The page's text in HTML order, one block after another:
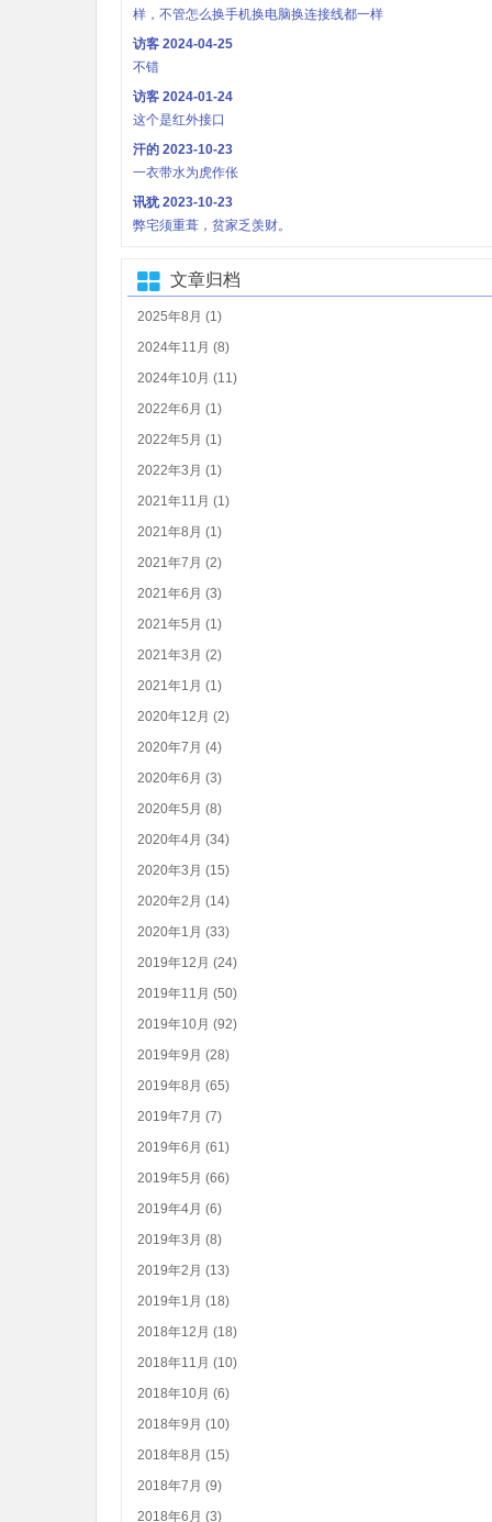
样，不管怎么换手机换电脑换连接线都一样
访客2024-04-25
不错
访客2024-01-24
这个是红外接口
汗的2023-10-23
一衣带水为虎作伥
讯犹2023-10-23
弊宅须重葺，贫家乏羡财。
文章归档
2025年8月 (1)
2024年11月 (8)
2024年10月 (11)
2022年6月 (1)
2022年5月 (1)
2022年3月 (1)
2021年11月 (1)
2021年8月 (1)
2021年7月 (2)
2021年6月 (3)
2021年5月 (1)
2021年3月 (2)
2021年1月 (1)
2020年12月 (2)
2020年7月 (4)
2020年6月 (3)
2020年5月 (8)
2020年4月 (34)
2020年3月 (15)
2020年2月 (14)
2020年1月 (33)
2019年12月 (24)
2019年11月 (50)
2019年10月 (92)
2019年9月 (28)
2019年8月 (65)
2019年7月 (7)
2019年6月 (61)
2019年5月 (66)
2019年4月 (6)
2019年3月 (8)
2019年2月 (13)
2019年1月 (18)
2018年12月 (18)
2018年11月 (10)
2018年10月 (6)
2018年9月 (10)
2018年8月 (15)
2018年7月 (9)
2018年6月 (3)